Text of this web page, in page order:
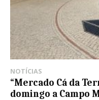
NOTÍCIAS
“Mercado Cá da
domingo a Campo